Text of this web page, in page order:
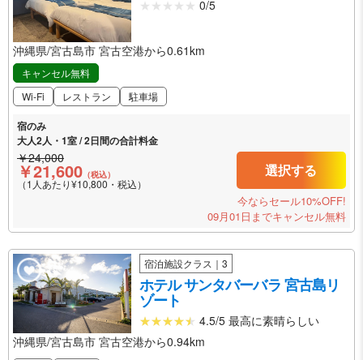
0/5
沖縄県/宮古島市 宮古空港から0.61km
キャンセル無料
Wi-Fi
レストラン 駐車場
宿のみ
大人2人・1室 / 2日間の合計料金
￥24,000
￥21,600 （税込）
（1人あたり¥10,800・税込）
選択する
今ならセール10%OFF!
09月01日までキャンセル無料
宿泊施設クラス｜3
ホテル サンタバーバラ 宮古島リ
ゾート
4.5/5 最高に素晴らしい
沖縄県/宮古島市 宮古空港から0.94km